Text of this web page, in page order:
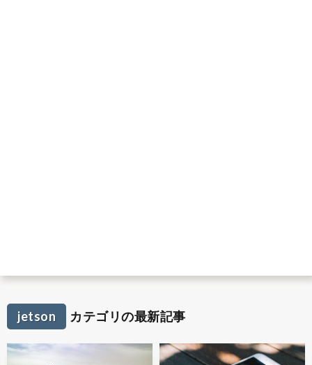
jetson カテゴリの最新記事